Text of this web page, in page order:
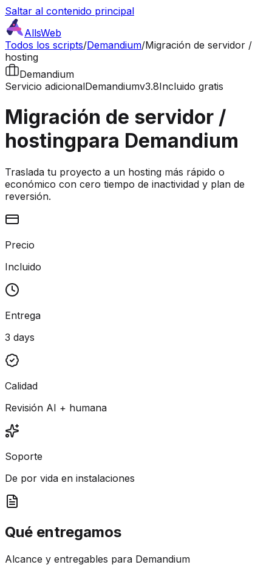
Saltar al contenido principal
AllsWeb
Todos los scripts/Demandium/Migración de servidor /
hosting
Demandium
Servicio adicionalDemandiumv3.8Incluido gratis
Migración de servidor /
hostingpara Demandium
Traslada tu proyecto a un hosting más rápido o
económico con cero tiempo de inactividad y plan de
reversión.
Precio
Incluido
Entrega
3 days
Calidad
Revisión AI + humana
Soporte
De por vida en instalaciones
Qué entregamos
Alcance y entregables para Demandium